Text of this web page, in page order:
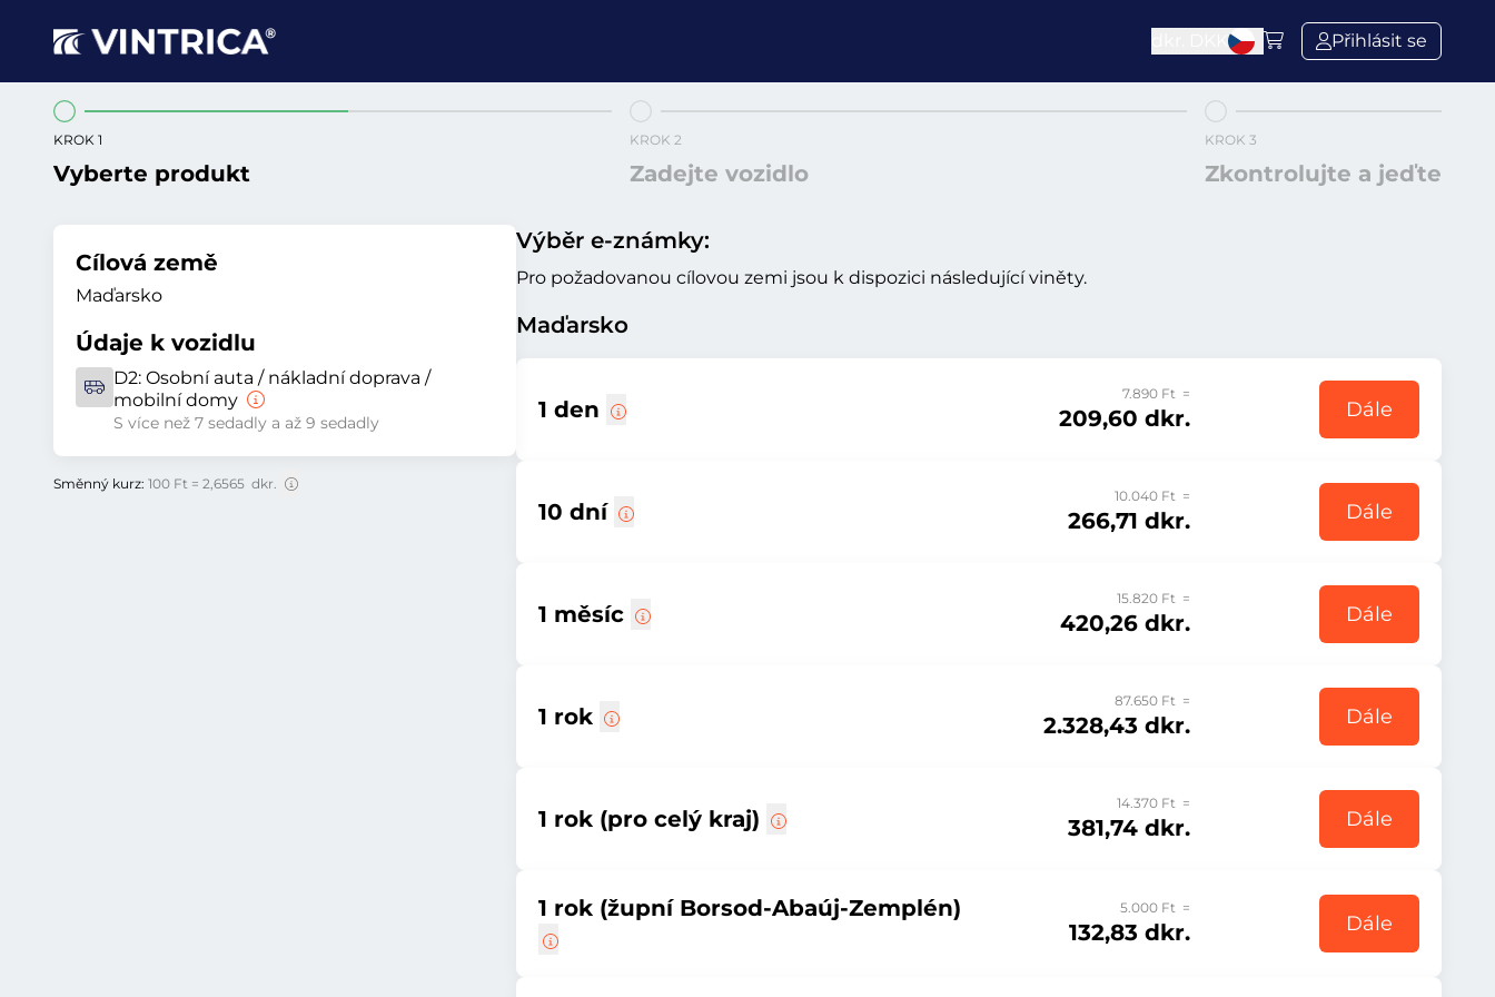
Přihlásit se
KROK 1
Vyberte produkt
KROK 2
Zadejte vozidlo
KROK 3
Zkontrolujte a jeďte
Cílová země
Maďarsko
Údaje k vozidlu
D2: Osobní auta / nákladní doprava /
mobilní domy
S více než 7 sedadly a až 9 sedadly
Směnný kurz: 100 Ft = 2,6565 dkr.
Výběr e-známky:
Pro požadovanou cílovou zemi jsou k dispozici následující viněty.
Maďarsko
1 den
7.890 Ft =
209,60 dkr. Dále
10 dní
10.040 Ft =
266,71 dkr. Dále
1 měsíc
15.820 Ft =
420,26 dkr. Dále
1 rok
87.650 Ft =
2.328,43 dkr. Dále
1 rok (pro celý kraj)
14.370 Ft =
381,74 dkr. Dále
1 rok (župní Borsod-Abaúj-Zemplén) 5.000 Ft =
132,83 dkr. Dále